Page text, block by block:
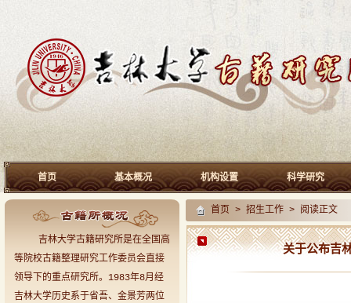
首页 基本概况 机构设置 科学研究
吉林大学古籍研究所是在全国高
等院校古籍整理研究工作委员会直接
领导下的重点研究所。1983年8月经
吉林大学历史系于省吾、金景芳两位
首页 > 招生工作 > 阅读正文
关于公布吉